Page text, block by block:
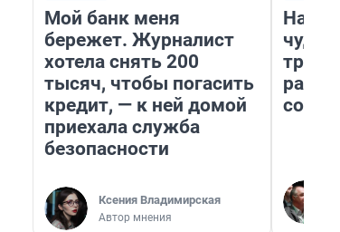
Мой банк меня
бережет. Журналист
хотела снять 200
тысяч, чтобы погасить
кредит, — к ней домой
приехала служба
безопасности
Ксения Владимирская
Автор мнения